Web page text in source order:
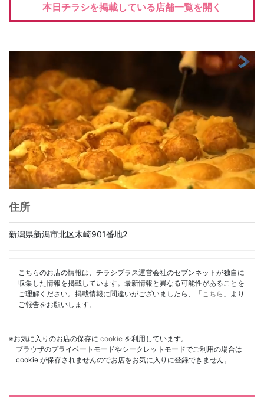
本日チラシを掲載している店舗一覧を開く
住所
新潟県新潟市北区木崎901番地2
こちらのお店の情報は、チラシプラス運営会社のセブンネットが独自に
収集した情報を掲載しています。最新情報と異なる可能性があることを
ご理解ください。掲載情報に間違いがございましたら、「 こちら 」より
ご報告をお願いします。
※お気に入りのお店の保存に cookie を利用しています。
ブラウザのプライベートモードやシークレットモードでご利用の場合は
cookie が保存されませんのでお店をお気に入りに登録できません。